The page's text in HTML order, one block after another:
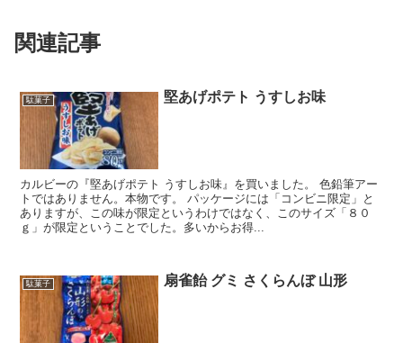
関連記事
駄菓子 堅あげポテト うすしお味
カルビーの『堅あげポテト うすしお味』を買いました。 色鉛筆アー
トではありません。本物です。 パッケージには「コンビニ限定」と
ありますが、この味が限定というわけではなく、このサイズ「８０
ｇ」が限定ということでした。多いからお得...
駄菓子 扇雀飴 グミ さくらんぼ 山形